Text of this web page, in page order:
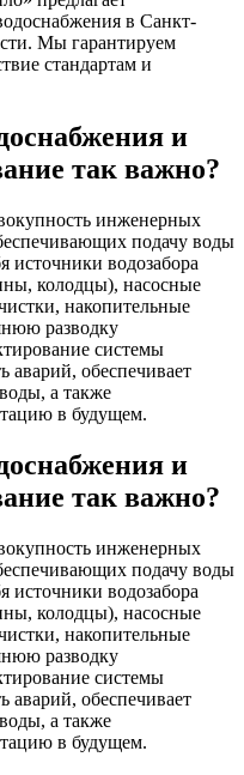
в Санкт-
Мы гарантируем
стандартам и
и
так важно?
инженерных
подачу воды
источники водозабора
колодцы), насосные
накопительные
разводку
системы
аварий, обеспечивает
а также
в будущем.
и
так важно?
инженерных
подачу воды
источники водозабора
колодцы), насосные
накопительные
разводку
системы
аварий, обеспечивает
а также
в будущем.